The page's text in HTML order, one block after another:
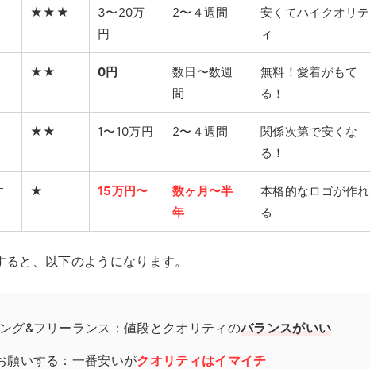
★★★
3〜20万
円
2〜４週間
安くてハイクオリテ
ィ
★★ 0円
数日〜数週
間
無料！愛着がもて
る！
★★ 1〜10万円 2〜４週間
関係次第で安くな
る！
★ 15万円〜
数ヶ月〜半
年
本格的なロゴが作れ
る
と、以下のようになります。
グ&フリーランス：値段とクオリティのバランスがいい
願いする：一番安いがクオリティはイマイチ